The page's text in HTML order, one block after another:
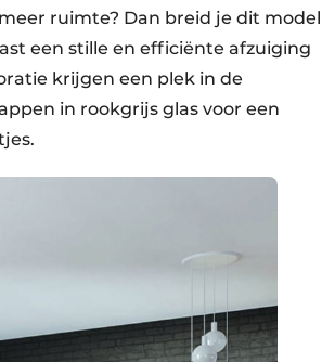
ruimte? Dan breid je dit model
een stille en efficiënte afzuiging
krijgen een plek in de
in rookgrijs glas voor een